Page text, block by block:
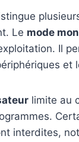
Le mode
Il
et
limite au
interdites,